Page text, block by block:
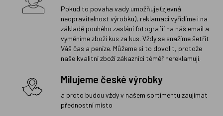
Pokud to povaha vady umožňuje (zjevná
neopravitelnost výrobku), reklamaci vyřídíme i na
základě pouhého zaslání fotografií na náš email a
vyměníme zboží kus za kus. Vždy se snažíme šetřit
Váš čas a peníze. Můžeme si to dovolit, protože
naše kvalitní zboží zákazníci téměř nereklamují.
Milujeme české výrobky
a proto budou vždy v našem sortimentu zaujímat
přednostní místo